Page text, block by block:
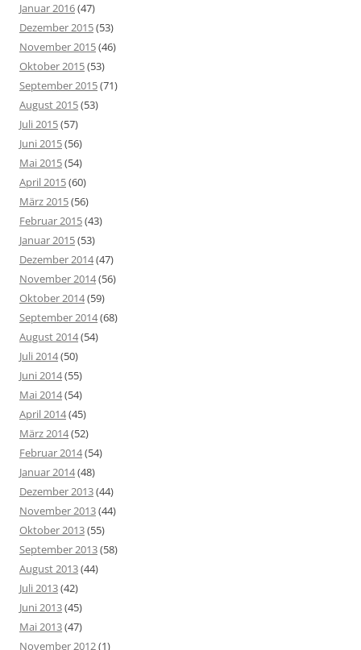
Januar 2016(47)
Dezember 2015(53)
November 2015(46)
Oktober 2015(53)
September 2015(71)
August 2015(53)
Juli 2015(57)
Juni 2015(56)
Mai 2015(54)
April 2015(60)
März 2015(56)
Februar 2015(43)
Januar 2015(53)
Dezember 2014(47)
November 2014(56)
Oktober 2014(59)
September 2014(68)
August 2014(54)
Juli 2014(50)
Juni 2014(55)
Mai 2014(54)
April 2014(45)
März 2014(52)
Februar 2014(54)
Januar 2014(48)
Dezember 2013(44)
November 2013(44)
Oktober 2013(55)
September 2013(58)
August 2013(44)
Juli 2013(42)
Juni 2013(45)
Mai 2013(47)
November 2012(1)